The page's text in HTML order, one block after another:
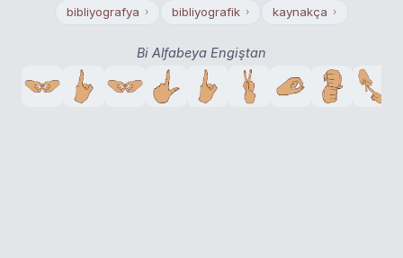
bibliyografya › bibliyografik › kaynakça ›
Bi Alfabeya Engiştan